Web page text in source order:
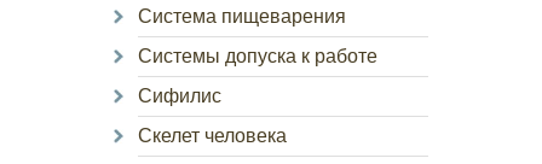
Система пищеварения
Системы допуска к работе
Сифилис
Скелет человека